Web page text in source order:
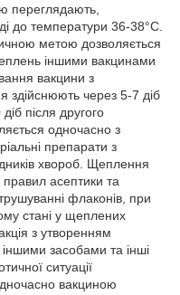
переглядають,
до температури 36-38°С.
метою дозволяється
іншими вакцинами
вакцини з
здійснюють через 5-7 діб
після другого
одночасно з
препарати з
хвороб. Щеплення
асептики та
флаконів, при
стані у щеплених
з утворенням
засобами та інші
ситуації
вакциною